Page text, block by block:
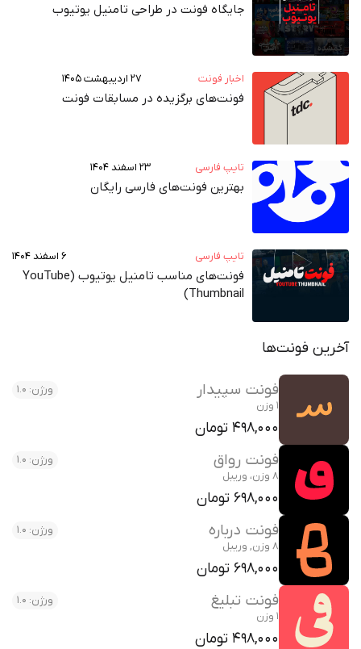
جایگاه فونت در طراحی تامنیل یوتیوب
اخبار فونت ۲۷ اردیبهشت ۱۴۰۵
فونت‌های برگزیده در مسابقات فونت
تایپ فارسی ۲۳ اسفند ۱۴۰۴
بهترین فونت‌های فارسی رایگان
تایپ فارسی ۶ اسفند ۱۴۰۴
فونت‌های مناسب تامنیل یوتیوب (YouTube
Thumbnail)
آخرین فونت‌ها
فونت سپیدار
ورژن: 1.0
1 وزن
498,000 تومان
فونت رواق
ورژن: 1.0
8 وزن، وریبل
698,000 تومان
فونت درباره
ورژن: 1.0
8 وزن, وریبل
698,000 تومان
فونت تبلیغ
ورژن: 1.0
1 وزن
498,000 تومان